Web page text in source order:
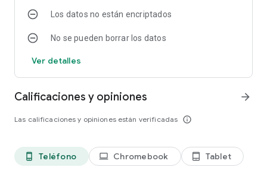
en línea o sin conexión.
Descarga Pizza Ready. Cocina pizza deliciosa, gestiona cada
el mayor magnate de la pizza!
Los datos no están encriptados
No se pueden borrar los datos
Ver detalles
Calificaciones y opiniones
Las calificaciones y opiniones están verificadas info_outline
arrow_forward
phone_android Teléfono laptop Chromebook tablet_android Tablet